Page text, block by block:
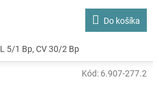
Do košíka
5/1 Bp, CV 30/2 Bp
Kód: 6.907-277.2